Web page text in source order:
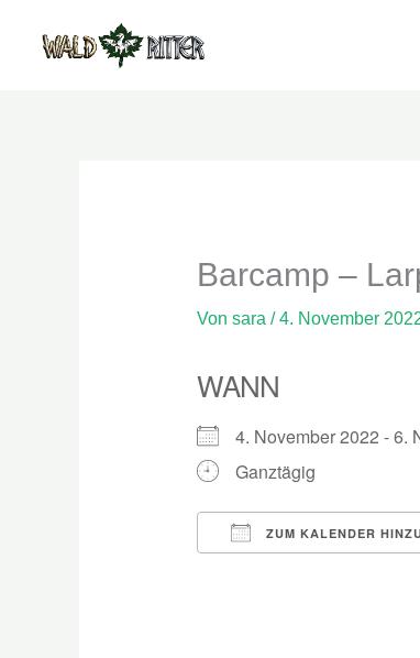
Barcamp –
Von sara /4. November
WANN
4. November 2022 - 6.
Ganztägig
ZUM KALENDER